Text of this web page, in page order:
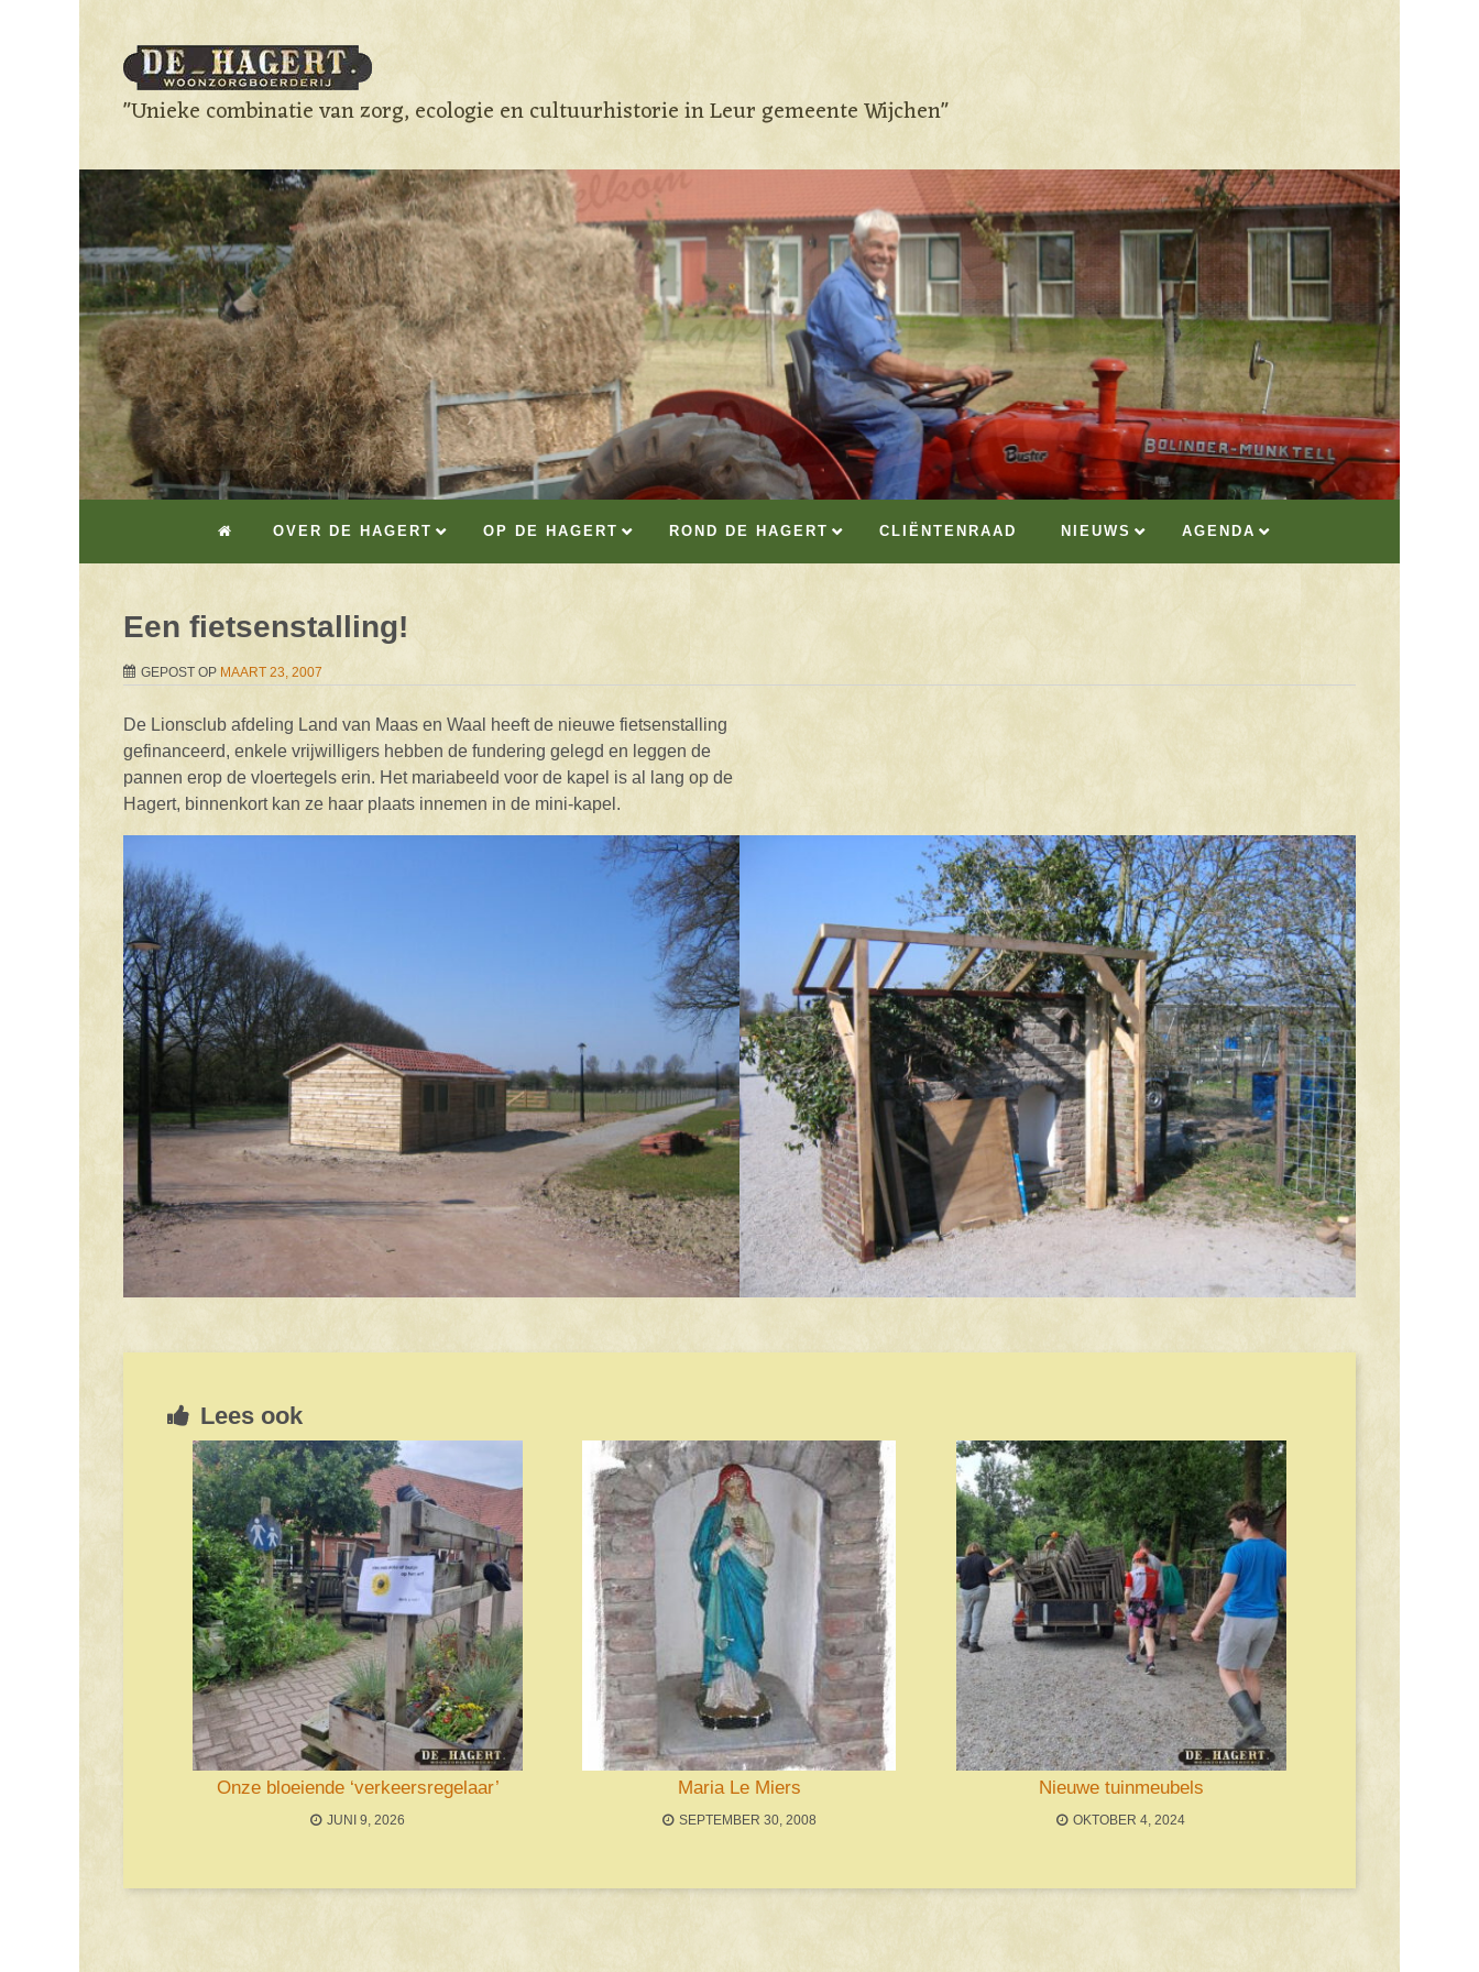
"Unieke combinatie van zorg, ecologie en cultuurhistorie in Leur gemeente Wijchen"
OVER DE HAGERT OP DE HAGERT ROND DE HAGERT CLIËNTENRAAD NIEUWS AGENDA
Een fietsenstalling!
GEPOST OP MAART 23, 2007
De Lionsclub afdeling Land van Maas en Waal heeft de nieuwe fietsenstalling
gefinanceerd, enkele vrijwilligers hebben de fundering gelegd en leggen de
pannen erop de vloertegels erin. Het mariabeeld voor de kapel is al lang op de
Hagert, binnenkort kan ze haar plaats innemen in de mini-kapel.
Lees ook
Onze bloeiende ‘verkeersregelaar’
JUNI 9, 2026
Maria Le Miers
SEPTEMBER 30, 2008
Nieuwe tuinmeubels
OKTOBER 4, 2024
Bericht navigatie